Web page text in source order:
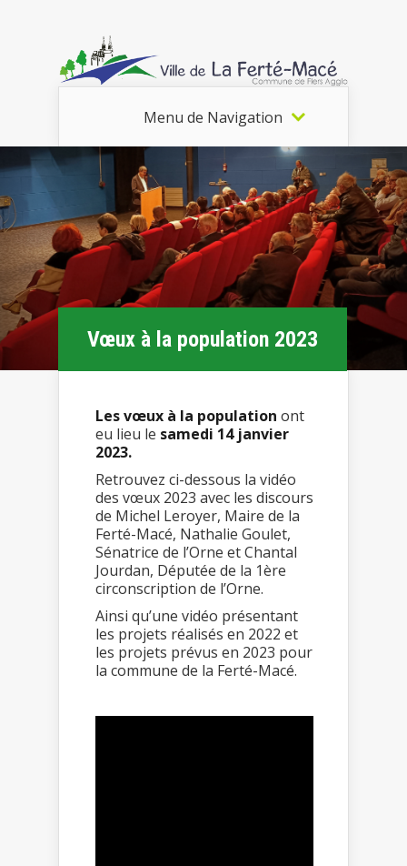
Menu de Navigation
Vœux à la population 2023
Les vœux à la population ont
eu lieu le samedi 14 janvier
2023.
Retrouvez ci-dessous la vidéo
des vœux 2023 avec les discours
de Michel Leroyer, Maire de la
Ferté-Macé, Nathalie Goulet,
Sénatrice de l’Orne et Chantal
Jourdan, Députée de la 1ère
circonscription de l’Orne.
Ainsi qu’une vidéo présentant
les projets réalisés en 2022 et
les projets prévus en 2023 pour
la commune de la Ferté-Macé.